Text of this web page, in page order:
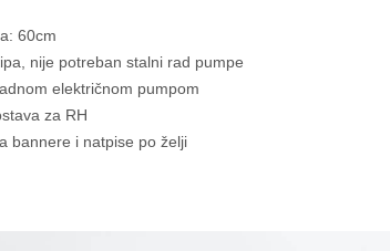
60cm
nije potreban stalni rad pumpe
električnom pumpom
za RH
bannere i natpise po želji